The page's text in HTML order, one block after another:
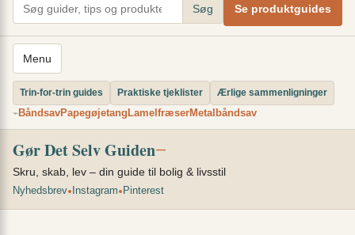
Søg Se produktguides
Menu
Trin-for-trin guides Praktiske tjeklister
Ærlige sammenligninger
⌁BåndsavPapegøjetang LamelfræserMetalbåndsav
Gør Det Selv Guiden—
Skru, skab, lev – din guide til bolig & livsstil
Nyhedsbrev• Instagram• Pinterest